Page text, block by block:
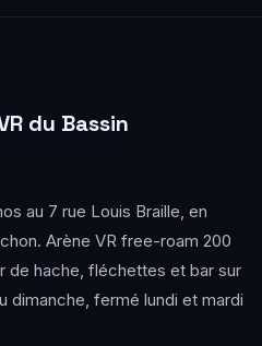
du Bassin
au 7 rue Louis Braille, en
Arène VR free-roam 200
de hache, fléchettes et bar sur
dimanche, fermé lundi et mardi